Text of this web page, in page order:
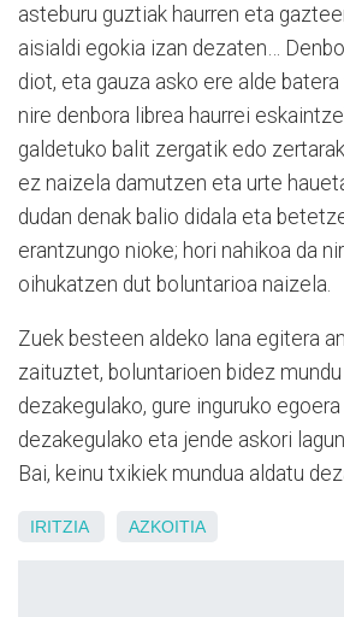
asteburu guztiak haurren eta
aisialdi egokia izan dezaten…
diot, eta gauza asko ere alde
nire denbora librea haurrei
galdetuko balit zergatik edo
ez naizela damutzen eta urte
dudan denak balio didala eta
erantzungo nioke; hori nahikoa da
oihukatzen dut boluntarioa naizela.
Zuek besteen aldeko lana egitera
zaituztet, boluntarioen bidez
dezakegulako, gure inguruko
dezakegulako eta jende askori
Bai, keinu txikiek mundua aldatu
IRITZIA AZKOITIA